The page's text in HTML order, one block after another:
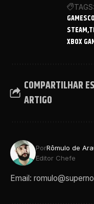
TAGS:
STEAM
XBOX
COMPARTILHAR
ARTIGO
PorRômulo de
Editor Chefe
Email: